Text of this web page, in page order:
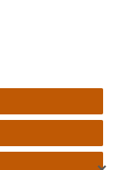
**Gilt für Lieferungen
Sie bitte der
Versandkosten
diese ändern sich je
vorbehalten.